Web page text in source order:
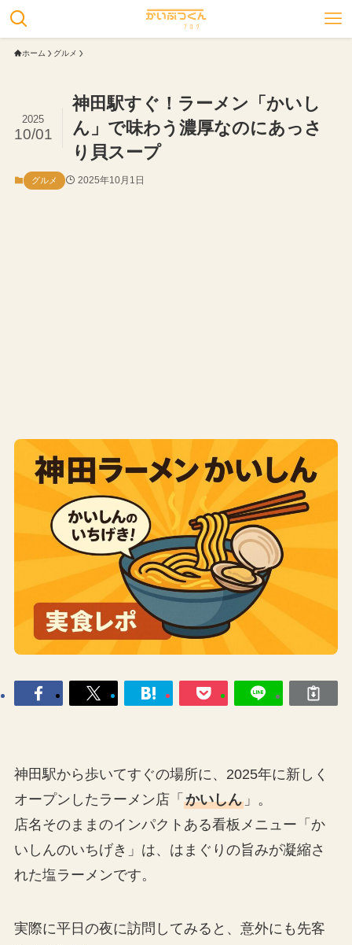
ホーム グルメ
神田駅すぐ！ラーメン「かいし
ん」で味わう濃厚なのにあっさ
り貝スープ
2025
10/01
グルメ 2025年10月1日
神田駅から歩いてすぐの場所に、2025年に新しく
オープンしたラーメン店「 かいしん」。
店名そのままのインパクトある看板メニュー「か
いしんのいちげき」は、はまぐりの旨みが凝縮さ
れた塩ラーメンです。
実際に平日の夜に訪問してみると、意外にも先客